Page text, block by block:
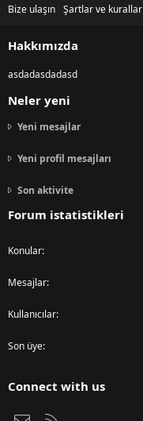
Bize ulaşın Şartlar ve kurallar
Hakkımızda
asdadasdadasd
Neler yeni
Yeni mesajlar
Yeni profil mesajları
Son aktivite
Forum istatistikleri
Konular
Mesajlar
Kullanıcılar
Son üye
Connect with us